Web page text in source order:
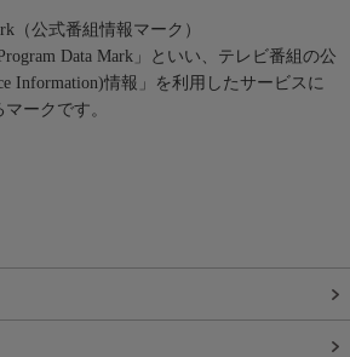
（公式番組情報マーク）
Data Mark」といい、テレビ番組の公
Information)情報」を利用したサービスに
ークです。